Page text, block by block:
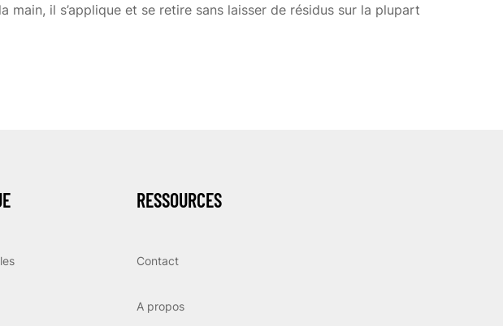
il s’applique et se retire sans laisser de résidus sur la plupart
RESSOURCES
Contact
A propos